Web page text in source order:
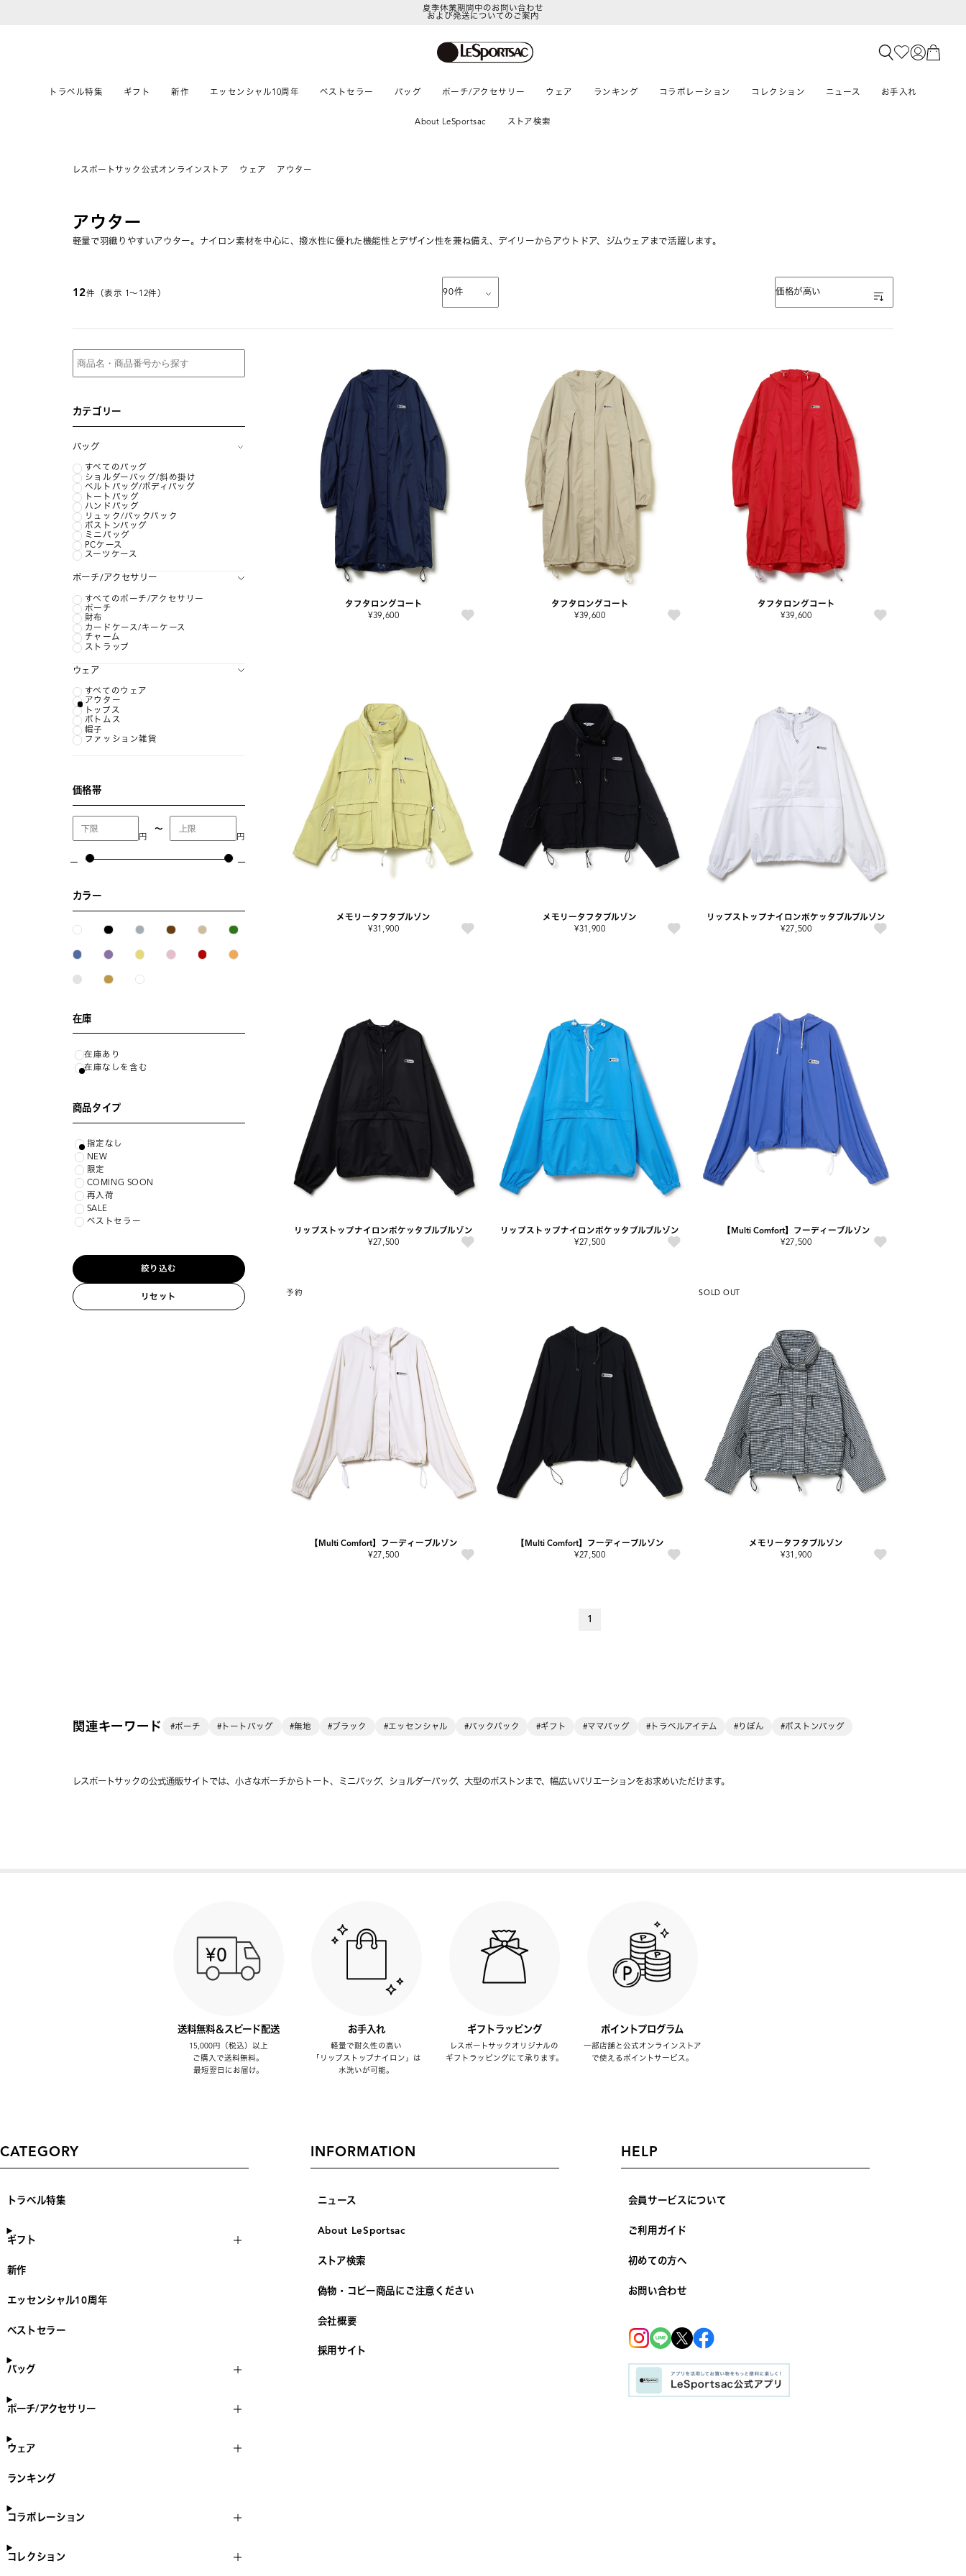
夏季休業期間中のお問い合わせ
および発送についてのご案内
トラベル特集 ギフト 新作 エッセンシャル10周年 ベストセラー バッグ ポーチ/アクセサリー ウェア ランキング コラボレーション コレクション ニュース お手入れ
About LeSportsac ストア検索
レスポートサック公式オンラインストア ウェア アウター
アウター
軽量で羽織りやすいアウター。ナイロン素材を中心に、撥水性に優れた機能性とデザイン性を兼ね備え、デイリーからアウトドア、ジムウェアまで活躍します。
12件（表示 1〜12件） 90件 表示順
価格が高い
カテゴリー
バッグ
すべてのバッグ
ショルダーバッグ/斜め掛け
ベルトバッグ/ボディバッグ
トートバッグ
ハンドバッグ
リュック/バックパック
ボストンバッグ
ミニバッグ
PCケース
スーツケース
ポーチ/アクセサリー
すべてのポーチ/アクセサリー
ポーチ
財布
カードケース/キーケース
チャーム
ストラップ
ウェア
すべてのウェア
アウター
トップス
ボトムス
帽子
ファッション雑貨
価格帯
円
〜
円
カラー
在庫
在庫あり
在庫なしを含む
商品タイプ
指定なし
NEW
限定
COMING SOON
再入荷
SALE
ベストセラー
絞り込む
リセット
タフタロングコート
¥39,600
タフタロングコート
¥39,600
タフタロングコート
¥39,600
メモリータフタブルゾン
¥31,900
メモリータフタブルゾン
¥31,900
リップストップナイロンポケッタブルブルゾン
¥27,500
リップストップナイロンポケッタブルブルゾン
¥27,500
リップストップナイロンポケッタブルブルゾン
¥27,500
【Multi Comfort】フーディーブルゾン
¥27,500
予約
【Multi Comfort】フーディーブルゾン
¥27,500
【Multi Comfort】フーディーブルゾン
¥27,500
SOLD OUT
メモリータフタブルゾン
¥31,900
1
関連キーワード #ポーチ #トートバッグ #無地 #ブラック #エッセンシャル #バックパック #ギフト #ママバッグ #トラベルアイテム #りぼん #ボストンバッグ
レスポートサックの公式通販サイトでは、小さなポーチからトート、ミニバッグ、ショルダーバッグ、大型のボストンまで、幅広いバリエーションをお求めいただけます。
送料無料＆スピード配送
15,000円（税込）以上
ご購入で送料無料。
最短翌日にお届け。
お手入れ
軽量で耐久性の高い
「リップストップナイロン」は
水洗いが可能。
ギフトラッピング
レスポートサックオリジナルの
ギフトラッピングにて承ります。
ポイントプログラム
一部店舗と公式オンラインストア
で使えるポイントサービス。
CATEGORY
トラベル特集
ギフト
新作
エッセンシャル10周年
ベストセラー
バッグ
ポーチ/アクセサリー
ウェア
ランキング
コラボレーション
コレクション
INFORMATION
ニュース
About LeSportsac
ストア検索
偽物・コピー商品にご注意ください
会社概要
採用サイト
HELP
会員サービスについて
ご利用ガイド
初めての方へ
お問い合わせ